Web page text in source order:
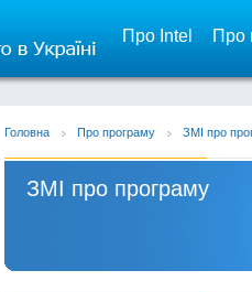
Про Intel Про
Головна Про програму ЗМІ про
ЗМІ про програму